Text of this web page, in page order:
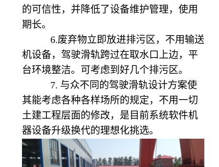
的可信性，并降低了设备维护管理，使用
期长。
6.废弃物立即放进排污区，不用输送
机设备，驾驶滑轨跨过在取水口上边，平
台环境整洁。可考虑到好几个排污区。
7. 与众不同的驾驶滑轨设计方案使
其能考虑各种各样场所的规定，不用一切
土建工程层面的修改，是目前系统软件机
器设备升级换代的理想化挑选。